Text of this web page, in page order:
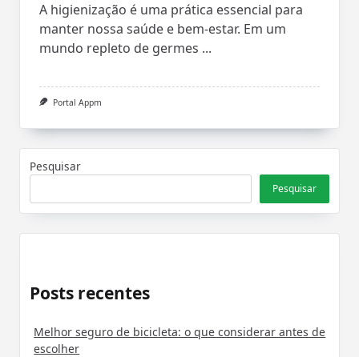
A higienização é uma prática essencial para
manter nossa saúde e bem-estar. Em um
mundo repleto de germes ...
Portal Appm
Pesquisar
Pesquisar
Posts recentes
Melhor seguro de bicicleta: o que considerar antes de
escolher